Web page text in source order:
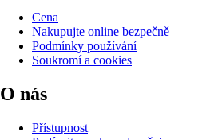
Cena
Nakupujte online bezpečně
Podmínky používání
Soukromí a cookies
O nás
Přístupnost